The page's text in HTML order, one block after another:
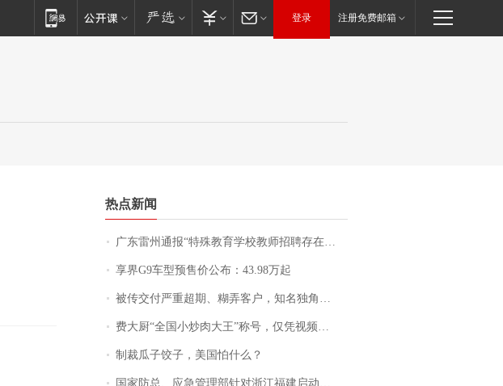
登录 注册免费邮箱
热点新闻
广东雷州通报“特殊教育学校教师招聘存在违规行为”：已启动问责程序 副校长被停职
享界G9车型预售价公布：43.98万起
被传交付严重超期、糊弄客户，知名独角兽车企创始人回应：都没证据，将依法采取措施，“本人长期与美国交管局保持沟通，对方表示肯定”
费大厨“全国小炒肉大王”称号，仅凭视频评出？中国烹饪协会回应
制裁瓜子饺子，美国怕什么？
国家防总、应急管理部针对浙江福建启动防汛防台风四级应急响应